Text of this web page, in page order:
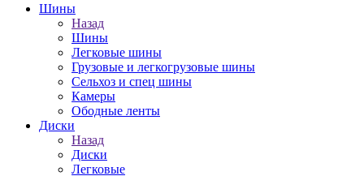
Шины
Назад
Шины
Легковые шины
Грузовые и легкогрузовые шины
Сельхоз и спец шины
Камеры
Ободные ленты
Диски
Назад
Диски
Легковые